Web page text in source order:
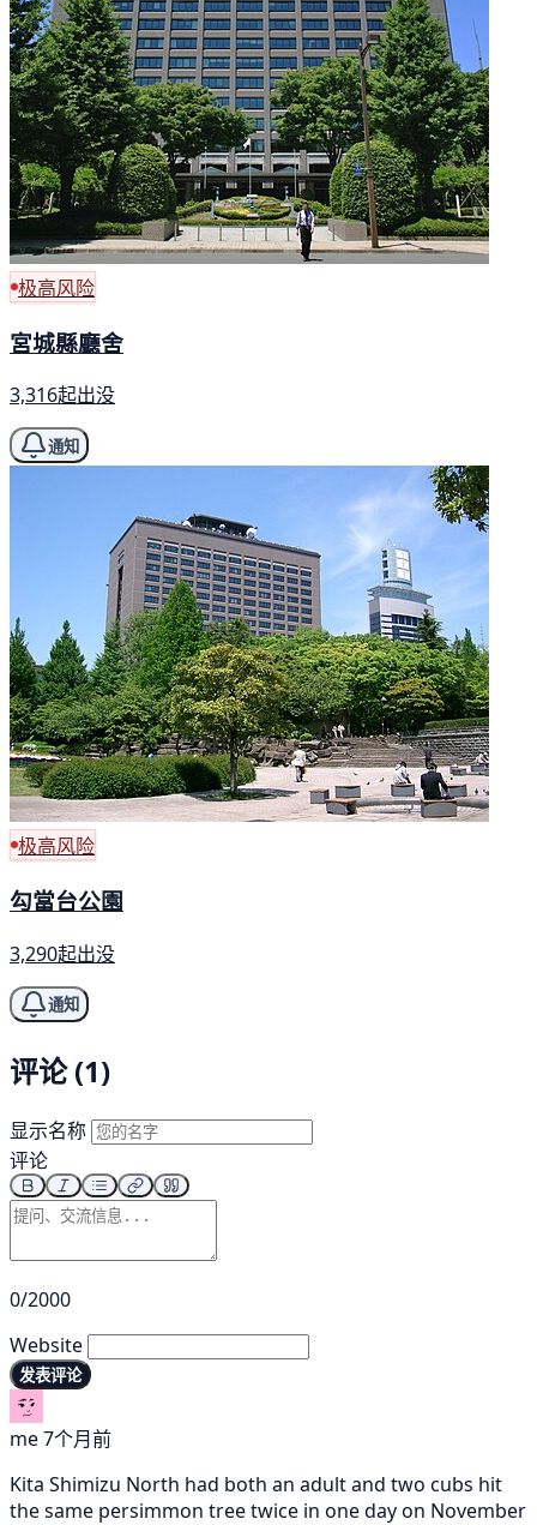
极高风险
宮城縣廳舍
3,316起出没
通知
极高风险
勾當台公園
3,290起出没
通知
评论 (1)
显示名称
评论
0/2000
Website
发表评论
me7个月前
Kita Shimizu North had both an adult and two cubs hit
the same persimmon tree twice in one day on November